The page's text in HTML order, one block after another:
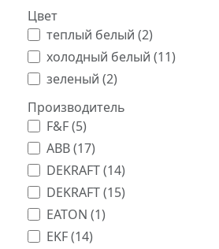
Цвет
теплый белый (2)
холодный белый (11)
зеленый (2)
Производитель
F&F (5)
ABB (17)
DEKRAFT (14)
DEKRAFT (15)
EATON (1)
EKF (14)